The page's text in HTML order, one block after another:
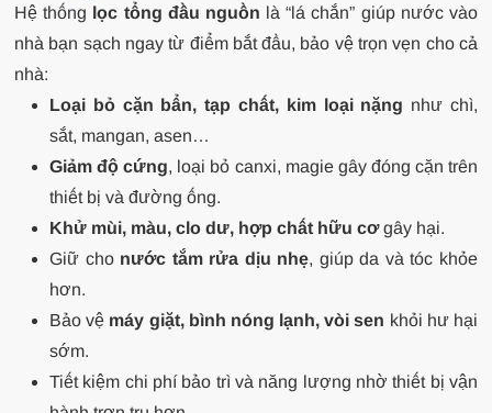
Hệ thống lọc tổng đầu nguồn là “lá chắn” giúp nước vào
nhà bạn sạch ngay từ điểm bắt đầu, bảo vệ trọn vẹn cho cả
nhà:
Loại bỏ cặn bẩn, tạp chất, kim loại nặng như chì,
sắt, mangan, asen…
Giảm độ cứng, loại bỏ canxi, magie gây đóng cặn trên
thiết bị và đường ống.
Khử mùi, màu, clo dư, hợp chất hữu cơgây hại.
Giữ cho nước tắm rửa dịu nhẹ, giúp da và tóc khỏe
hơn.
Bảo vệ máy giặt, bình nóng lạnh, vòi sen khỏi hư hại
sớm.
Tiết kiệm chi phí bảo trì và năng lượng nhờ thiết bị vận